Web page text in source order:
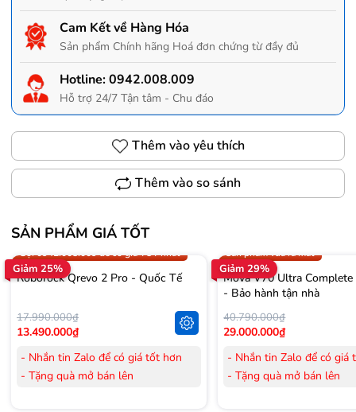
Cam Kết về Hàng Hóa
Sản phẩm Chính hãng Hoá đơn chứng từ đầy đủ
Hotline:0942.008.009
Hỗ trợ 24/7 Tận tâm - Chu đáo
Thêm vào yêu thích
Thêm vào so sánh
SẢN PHẨM GIÁ TỐT
Giảm 25%
Trợ giá 300.000đ
Gọi 0942.008.009 để có giá TỐT nhất
Roborock Qrevo 2 Pro - Quốc Tế
17.990.000₫
13.490.000₫
- Nhắn tin Zalo để có giá tốt hơn
- Tặng quà mở bán lên
Giảm 29%
Sản phẩm vừa ra mắt
Mova V70 Ultra
- Bảo hành tận nhà
40.790.000₫
29.000.000₫
- Nhắn tin Zalo để có giá
- Tặng quà mở bán lên